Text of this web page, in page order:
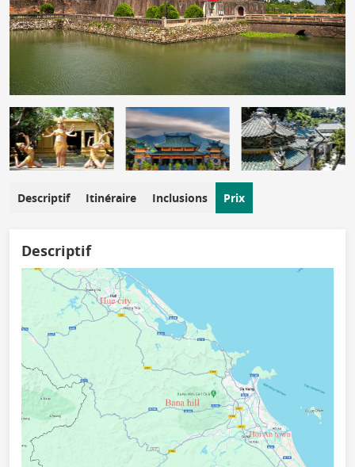
Descriptif Itinéraire Inclusions Prix
Descriptif